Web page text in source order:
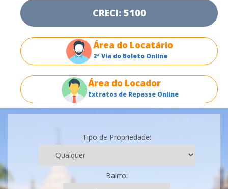
CRECI: 5100
Área do Locatário
2ª Via do Boleto Online
Área do Locador
Extratos de Repasse Online
Tipo de Propriedade:
Bairro: